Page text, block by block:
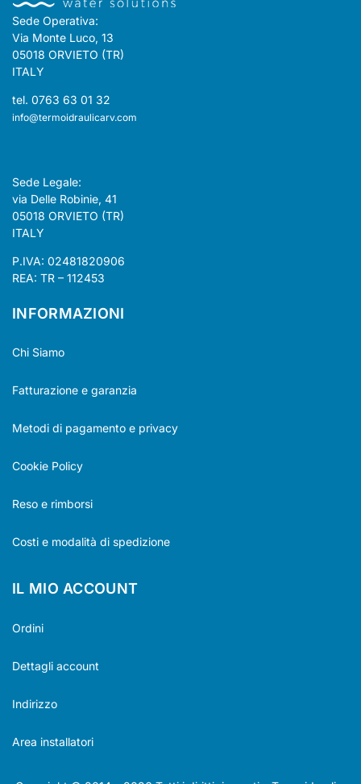
Sede Operativa:
Via Monte Luco, 13
05018 ORVIETO (TR)
ITALY
tel. 0763 63 01 32
info@termoidraulicarv.com
Sede Legale:
via Delle Robinie, 41
05018 ORVIETO (TR)
ITALY
P.IVA: 02481820906
REA: TR – 112453
INFORMAZIONI
Chi Siamo
Fatturazione e garanzia
Metodi di pagamento e privacy
Cookie Policy
Reso e rimborsi
Costi e modalità di spedizione
IL MIO ACCOUNT
Ordini
Dettagli account
Indirizzo
Area installatori